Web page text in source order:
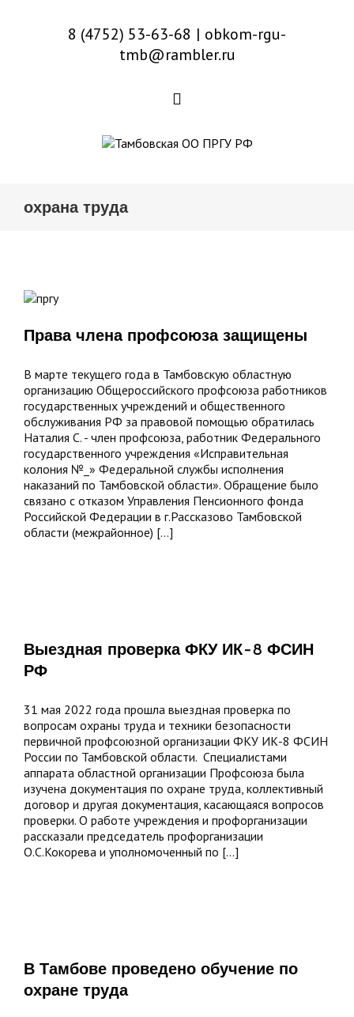
8 (4752) 53-63-68 | obkom-rgu-
tmb@rambler.ru
охрана труда
члена
профсоюза
Права члена профсоюза защищены
В марте текущего года в Тамбовскую областную
организацию Общероссийского профсоюза работников
государственных учреждений и общественного
обслуживания РФ за правовой помощью обратилась
Наталия С. - член профсоюза, работник Федерального
государственного учреждения «Исправительная
колония №_» Федеральной службы исполнения
наказаний по Тамбовской области». Обращение было
связано с отказом Управления Пенсионного фонда
Российской Федерации в г.Рассказово Тамбовской
области (межрайонное) [...]
Выездная
проверка
ИК-8
ФСИН
РФ
Выездная проверка ФКУ ИК-8 ФСИН
РФ
31 мая 2022 года прошла выездная проверка по
вопросам охраны труда и техники безопасности
первичной профсоюзной организации ФКУ ИК-8 ФСИН
России по Тамбовской области. Специалистами
аппарата областной организации Профсоюза была
изучена документация по охране труда, коллективный
договор и другая документация, касающаяся вопросов
проверки. О работе учреждения и профорганизации
рассказали председатель профорганизации
О.С.Кокорева и уполномоченный по [...]
В
Тамбове
В Тамбове проведено обучение по
охране труда